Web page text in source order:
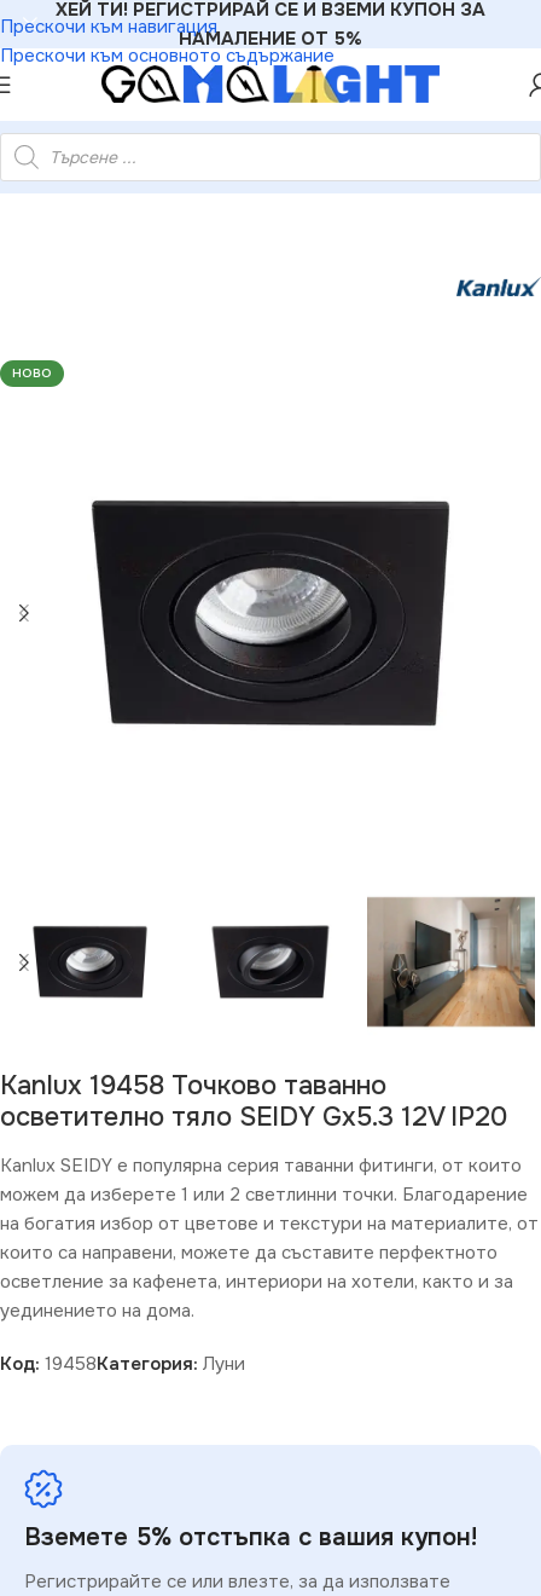
Прескочи към навигация
Прескочи към основното съдържание
ХЕЙ ТИ! РЕГИСТРИРАЙ СЕ И ВЗЕМИ КУПОН ЗА
НАМАЛЕНИЕ ОТ 5%
Точково таванно осветително тяло SEIDY Gx5.3 12V IP20
НОВО
Kanlux 19458 Точково таванно
осветително тяло SEIDY Gx5.3 12V IP20
Kanlux SEIDY е популярна серия таванни фитинги, от които
можем да изберете 1 или 2 светлинни точки. Благодарение
на богатия избор от цветове и текстури на материалите, от
които са направени, можете да съставите перфектното
осветление за кафенета, интериори на хотели, както и за
уединението на дома.
Код: 19458Категория: Луни
Вземете 5% отстъпка с вашия купон!
Регистрирайте се или влезте, за да използвате